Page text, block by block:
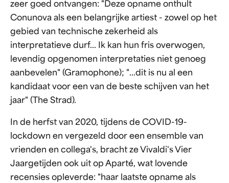
zeer goed ontvangen: "Deze opname onthult
Conunova als een belangrijke artiest - zowel op het
gebied van technische zekerheid als
interpretatieve durf... Ik kan hun fris overwogen,
levendig opgenomen interpretaties niet genoeg
aanbevelen" (Gramophone); "...dit is nu al een
kandidaat voor een van de beste schijven van het
jaar" (The Strad).
In de herfst van 2020, tijdens de COVID-19-
lockdown en vergezeld door een ensemble van
vrienden en collega's, bracht ze Vivaldi's Vier
Jaargetijden ook uit op Aparté, wat lovende
recensies opleverde: "haar laatste opname als